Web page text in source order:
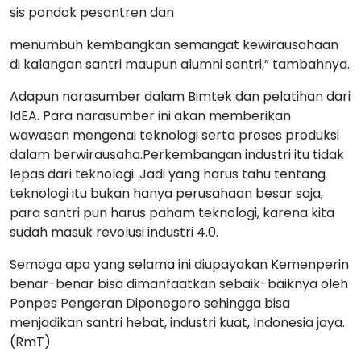
sis pondok pesantren dan
menumbuh kembangkan semangat kewirausahaan
di kalangan santri maupun alumni santri,” tambahnya.
Adapun narasumber dalam Bimtek dan pelatihan dari
IdEA. Para narasumber ini akan memberikan
wawasan mengenai teknologi serta proses produksi
dalam berwirausaha.Perkembangan industri itu tidak
lepas dari teknologi. Jadi yang harus tahu tentang
teknologi itu bukan hanya perusahaan besar saja,
para santri pun harus paham teknologi, karena kita
sudah masuk revolusi industri 4.0.
Semoga apa yang selama ini diupayakan Kemenperin
benar-benar bisa dimanfaatkan sebaik-baiknya oleh
Ponpes Pengeran Diponegoro sehingga bisa
menjadikan santri hebat, industri kuat, Indonesia jaya.
(RmT)